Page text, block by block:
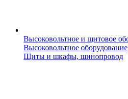
Высоковольтное и щитовое
Высоковольтное оборудование
Щиты и шкафы, шинопровод